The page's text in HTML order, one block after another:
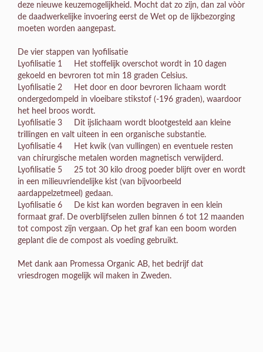
deze nieuwe keuzemogelijkheid. Mocht dat zo zijn, dan zal vòòr
de daadwerkelijke invoering eerst de Wet op de lijkbezorging
moeten worden aangepast.
De vier stappen van lyofilisatie
Lyofilisatie 1 Het stoffelijk overschot wordt in 10 dagen
gekoeld en bevroren tot min 18 graden Celsius.
Lyofilisatie 2 Het door en door bevroren lichaam wordt
ondergedompeld in vloeibare stikstof (-196 graden), waardoor
het heel broos wordt.
Lyofilisatie 3 Dit ijslichaam wordt blootgesteld aan kleine
trillingen en valt uiteen in een organische substantie.
Lyofilisatie 4 Het kwik (van vullingen) en eventuele resten
van chirurgische metalen worden magnetisch verwijderd.
Lyofilisatie 5 25 tot 30 kilo droog poeder blijft over en wordt
in een milieuvriendelijke kist (van bijvoorbeeld
aardappelzetmeel) gedaan.
Lyofilisatie 6 De kist kan worden begraven in een klein
formaat graf. De overblijfselen zullen binnen 6 tot 12 maanden
tot compost zijn vergaan. Op het graf kan een boom worden
geplant die de compost als voeding gebruikt.
Met dank aan Promessa Organic AB, het bedrijf dat
vriesdrogen mogelijk wil maken in Zweden.